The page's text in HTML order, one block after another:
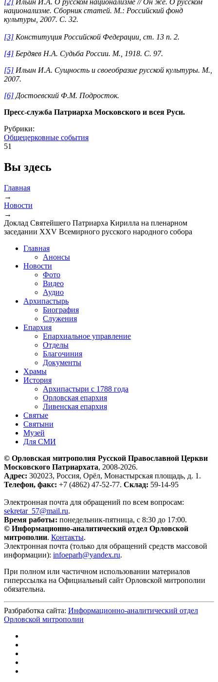
национализме. Сборник статей. М.: Российский фонд
культуры, 2007. С. 32.
[3] Конституция Российской Федерации, ст. 13 п. 2.
[4] Бердяев Н.А. Судьба России. М., 1918. С. 97.
[5] Ильин И.А. Сущность и своеобразие русской культуры. М.,
2007.
[6] Достоевский Ф.М. Подросток.
Пресс-служба Патриарха Московского и всея Руси.
Рубрики:
Общецерковные события
51
Вы здесь
Главная
→
Новости
→
Доклад Святейшего Патриарха Кирилла на пленарном
заседании XXV Всемирного русского народного собора
Главная
Анонсы
Новости
Фото
Видео
Аудио
Архипастырь
Биография
Служения
Епархия
Епархиальное управление
Отделы
Благочиния
Документы
Храмы
История
Архипастыри с 1788 года
Орловская епархия
Ливенская епархия
Святые
Святыни
Музей
Для СМИ
© Орловская митрополия Русской Православной Церкви
Московского Патриархата, 2008-2026.
Адрес: 302023, Россия, Орёл, Монастырская площадь, д. 1.
Телефон, факс: +7 (4862) 47-52-77. Склад: 59-14-95
Электронная почта для обращений по всем вопросам:
sekretar_57@mail.ru.
Время работы: понедельник-пятница, с 8:30 до 17:00.
© Информационно-аналитический отдел Орловской
митрополии. Контакты.
Электронная почта (только для обращений средств массовой
информации): infoeparh@yandex.ru.
При полном или частичном использовании материалов
гиперссылка на Официальный сайт Орловской митрополии
обязательна.
Разбработка сайта: Информационно-аналитический отдел
Орловской митрополии